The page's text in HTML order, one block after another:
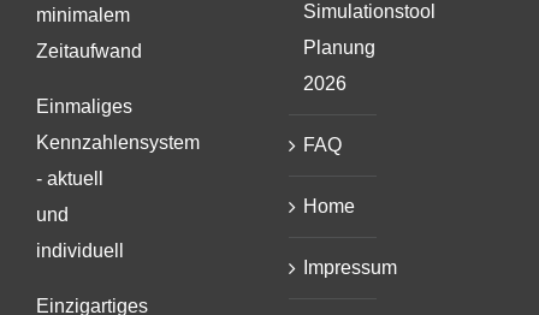
minimalem
Zeitaufwand
Einmaliges
Kennzahlensystem
- aktuell
und
individuell
Einzigartiges
Simulationstool
Planung
2026
FAQ
Home
Impressum